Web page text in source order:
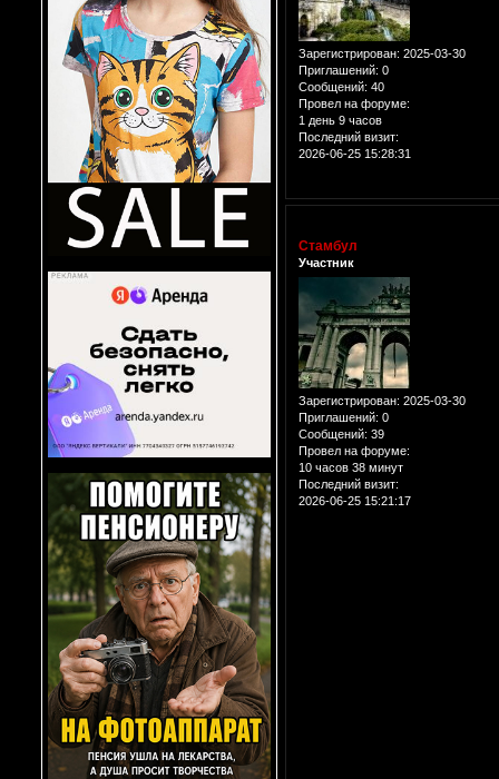
Зарегистрирован: 2025-03-30
Приглашений: 0
Сообщений: 40
Провел на форуме:
1 день 9 часов
Последний визит:
2026-06-25 15:28:31
Стамбул
Участник
Зарегистрирован: 2025-03-30
Приглашений: 0
Сообщений: 39
Провел на форуме:
10 часов 38 минут
Последний визит:
2026-06-25 15:21:17